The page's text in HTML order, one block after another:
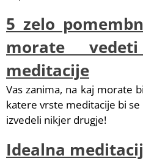
5 zelo
morate
meditacije
Vas zanima, na kaj morate
katere vrste meditacije bi
izvedeli nikjer drugje!
Idealna